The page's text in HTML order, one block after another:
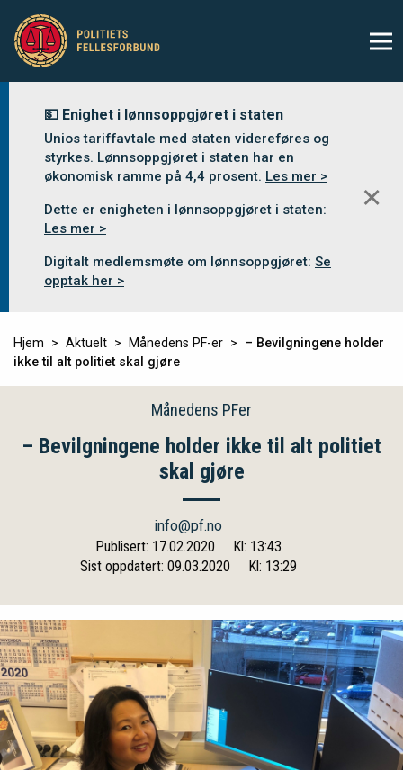
💵 Enighet i lønnsoppgjøret i staten
Unios tariffavtale med staten videreføres og
styrkes. Lønnsoppgjøret i staten har en
økonomisk ramme på 4,4 prosent. Les mer >
Dette er enigheten i lønnsoppgjøret i staten:
Les mer >
Digitalt medlemsmøte om lønnsoppgjøret: Se
opptak her >
✕
Hjem Aktuelt Månedens PF-er
– Bevilgningene holder
ikke til alt politiet skal gjøre
Månedens PFer
– Bevilgningene holder ikke til alt politiet
skal gjøre
info@pf.no
Publisert: 17.02.2020
Kl: 13:43
Sist oppdatert: 09.03.2020
Kl: 13:29